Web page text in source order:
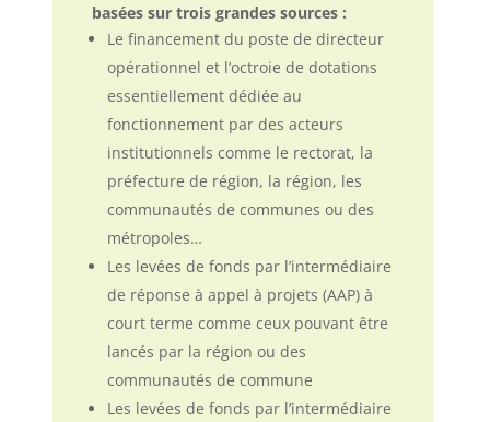
basées sur trois grandes sources :
Le financement du poste de directeur
opérationnel et l’octroie de dotations
essentiellement dédiée au
fonctionnement par des acteurs
institutionnels comme le rectorat, la
préfecture de région, la région, les
communautés de communes ou des
métropoles…
Les levées de fonds par l’intermédiaire
de réponse à appel à projets (AAP) à
court terme comme ceux pouvant être
lancés par la région ou des
communautés de commune
Les levées de fonds par l’intermédiaire